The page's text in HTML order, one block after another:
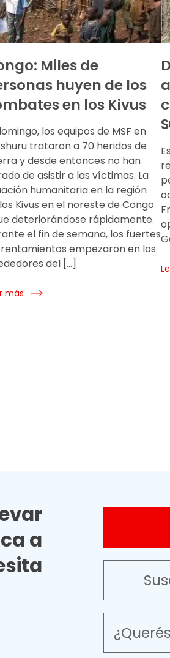
Miles de
huyen de los
en los Kivus
los equipos de MSF en
trataron a 70 heridos de
y desde entonces no han
de asistir a las víctimas. La
humanitaria en la región
Kivus en el noreste de Congo
deteriorándose rápidamente.
el fin de semana, los fuertes
empezaron en los
del […]
más
a